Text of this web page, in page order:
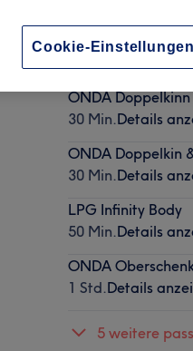
ONDA Arme
ONDA Doppelkinn
30 Min.Details
ONDA Doppelkin
30 Min.Details
LPG Infinity Body
50 Min.Details
ONDA
1 Std.Details
5 weitere
Cookie-Einstellungen